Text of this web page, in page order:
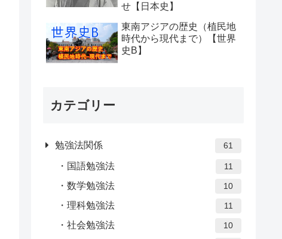
せ【日本史】
東南アジアの歴史（植民地
時代から現代まで）【世界
史B】
カテゴリー
勉強法関係 61
国語勉強法 11
数学勉強法 10
理科勉強法 11
社会勉強法 10